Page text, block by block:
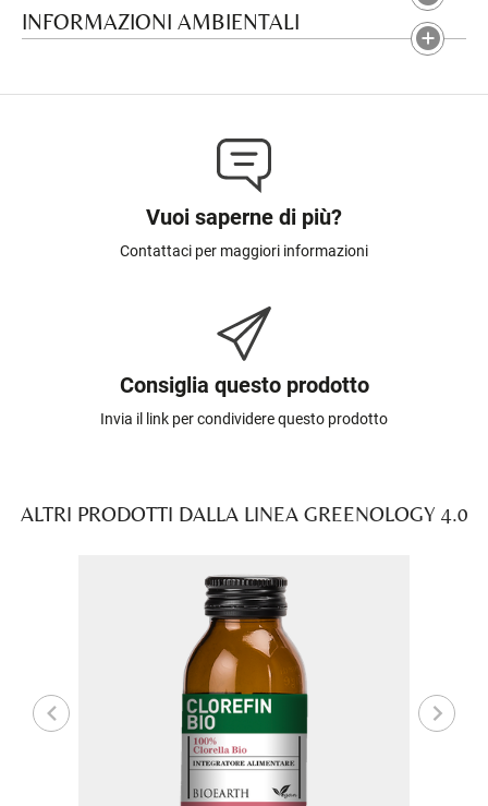
INFORMAZIONI AMBIENTALI
Vuoi saperne di più?
Contattaci per maggiori informazioni
Consiglia questo prodotto
Invia il link per condividere questo prodotto
ALTRI PRODOTTI DALLA LINEA GREENOLOGY 4.0